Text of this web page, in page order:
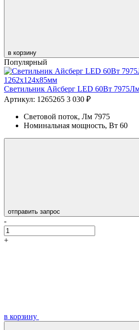
в корзину
Популярный
Светильник Айсберг LED 60Вт
Артикул: 1265265 3 030 ₽
Световой поток, Лм 7975
Номинальная мощность, Вт 60
отправить запрос
-
+
в корзину